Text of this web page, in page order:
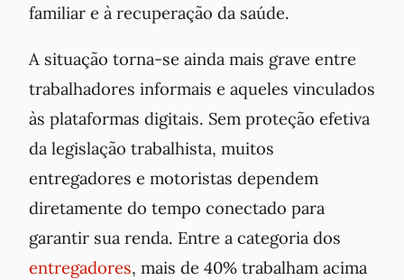
familiar e à recuperação da saúde.
A situação torna-se ainda mais grave entre
trabalhadores informais e aqueles vinculados
às plataformas digitais. Sem proteção efetiva
da legislação trabalhista, muitos
entregadores e motoristas dependem
diretamente do tempo conectado para
garantir sua renda. Entre a categoria dos
entregadores, mais de 40% trabalham acima